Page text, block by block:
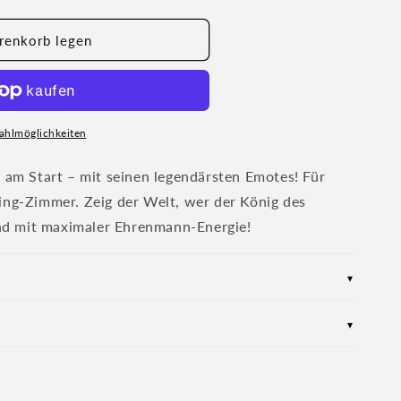
legen
Start – mit seinen legendärsten Emotes! Für
Zimmer. Zeig der Welt, wer der König des
mit maximaler Ehrenmann-Energie!
▾
im kultigen Konturschnitt
▾